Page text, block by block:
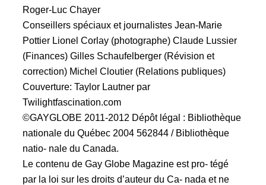
Roger-Luc Chayer
Conseillers spéciaux et journalistes Jean-Marie
Pottier Lionel Corlay (photographe) Claude Lussier
(Finances) Gilles Schaufelberger (Révision et
correction) Michel Cloutier (Relations publiques)
Couverture: Taylor Lautner par
Twilightfascination.com
©GAYGLOBE 2011-2012 Dépôt légal : Bibliothèque
nationale du Québec 2004 562844 / Bibliothèque
natio- nale du Canada.
Le contenu de Gay Globe Magazine est pro- tégé
par la loi sur les droits d’auteur du Ca- nada et ne